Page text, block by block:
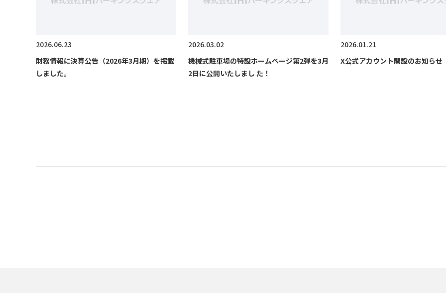
2026.06.23
財務情報に決算公告（2026年3月期）を掲載
しました。
2026.03.02
機械式駐車場の特設ホームページ第2弾を3月
2日に公開いたしまし た！
2026.01.21
X公式アカウント開設のお知らせ